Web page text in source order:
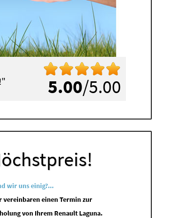
5.00/5.00
"
wir uns einig?...
vereinbaren einen Termin zur
von Ihrem Renault Laguna.